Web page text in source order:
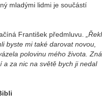
mladými lidmi je součástí
František předmluvu.
byste mi také darovat novou,
polovinu mého života. Zná
a za nic na světě bych ji nedal